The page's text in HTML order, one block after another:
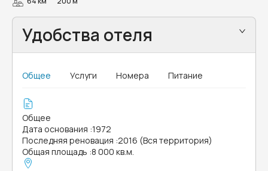
Удобства отеля
Общее Услуги Номера Питание
Общее
Дата основания :1972
Последняя реновация :2016 (Вся территория)
Общая площадь :8 000 кв.м.